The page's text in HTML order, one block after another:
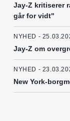
Jay-Z kritiserer
går for vidt"
NYHED -
Jay-Z om
NYHED -
New York-